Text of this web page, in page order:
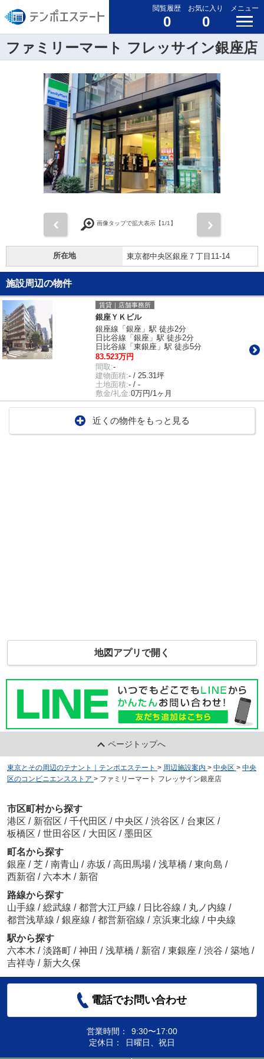
閲覧履歴
0
お気に入り
0
メニュー
ファミリーマート フレッサイン銀座店
画像タップで拡大表示【1/1】
所在地 東京都中央区銀座７丁目11-14
施設周辺の物件
賃貸｜店舗事務所
銀座ＹＫビル
銀座線「銀座」駅 徒歩2分
日比谷線「銀座」駅 徒歩2分
日比谷線「東銀座」駅 徒歩5分
83.523万円
間取:-
建物面積:- / 25.31坪
土地面積:- / -
敷金/礼金:0万円/1ヶ月
近くの物件をもっと見る
地図アプリで開く
ページトップへ
東京とその周辺のテナント｜テンポエステート > 周辺施設案内 > 中央区 > 中央
区のコンビニエンスストア > ファミリーマート フレッサイン銀座店
市区町村から探す
港区 / 新宿区 / 千代田区 / 中央区 / 渋谷区 / 台東区 /
板橋区 / 世田谷区 / 大田区 / 墨田区
町名から探す
銀座 / 芝 / 南青山 / 赤坂 / 高田馬場 / 浅草橋 / 東向島 /
西新宿 / 六本木 / 新宿
路線から探す
山手線 / 総武線 / 都営大江戸線 / 日比谷線 / 丸ノ内線 /
都営浅草線 / 銀座線 / 都営新宿線 / 京浜東北線 / 中央線
駅から探す
六本木 / 淡路町 / 神田 / 浅草橋 / 新宿 / 東銀座 / 渋谷 / 築地 /
吉祥寺 / 新大久保
電話でお問い合わせ
営業時間：
9:30〜17:00
定休日：
日曜日、祝日